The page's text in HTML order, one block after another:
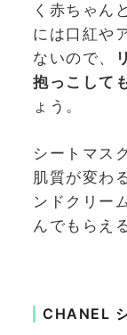
く赤ちゃん
には口紅や
ないので、
抱っこして
ょう。
シートマス
肌質が変わ
ンドクリー
んでもらえ
CHANEL